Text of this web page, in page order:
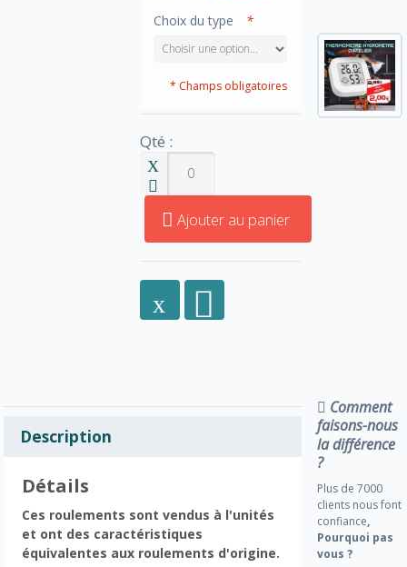
*
Choix du type
* Champs obligatoires
Qté :
Ajouter au panier
Description
Détails
Ces roulements sont vendus à l'unités
et ont des caractéristiques
équivalentes aux roulements d'origine.
Comment
faisons-nous
la différence
?
Plus de 7000
clients nous font
confiance,
Pourquoi pas
vous ?